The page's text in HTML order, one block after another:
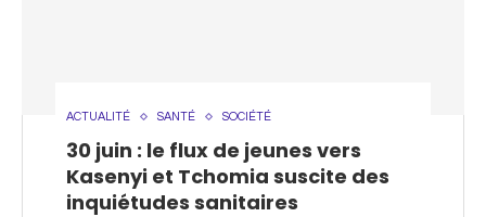
ACTUALITÉ SANTÉ SOCIÉTÉ
30 juin : le flux de jeunes vers
Kasenyi et Tchomia suscite des
inquiétudes sanitaires